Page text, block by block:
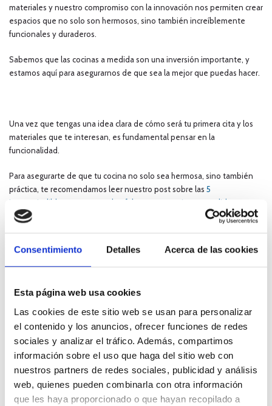
Consentimiento Detalles Acerca de las cookies
Esta página web usa cookies
Las cookies de este sitio web se usan para personalizar
el contenido y los anuncios, ofrecer funciones de redes
sociales y analizar el tráfico. Además, compartimos
información sobre el uso que haga del sitio web con
nuestros partners de redes sociales, publicidad y análisis
web, quienes pueden combinarla con otra información
que les haya proporcionado o que hayan recopilado a
materiales y nuestro compromiso con la innovación nos permiten crear
espacios que no solo son hermosos, sino también increíblemente
funcionales y duraderos.
Sabemos que las cocinas a medida son una inversión importante, y
estamos aquí para asegurarnos de que sea la mejor que puedas hacer.
Una vez que tengas una idea clara de cómo será tu primera cita y los
materiales que te interesan, es fundamental pensar en la
funcionalidad.
Para asegurarte de que tu cocina no solo sea hermosa, sino también
práctica, te recomendamos leer nuestro post sobre las 5
imprescindibles que no pueden faltar en tus cocinas a medida
Agenda tu primera cita
con Nectalí y empieza a soñar con tu nueva
cocina
Etiquetas:
amueblar cocina. cita cocinas a medida
cocina personalizada cocina soñada
Cocinas a medida diseño cocinas a medida